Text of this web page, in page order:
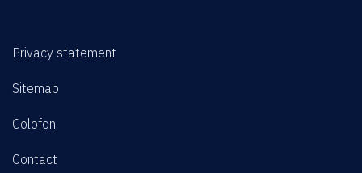
Privacy statement
Sitemap
Colofon
Contact